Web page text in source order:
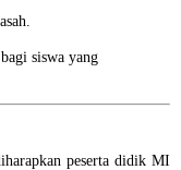
siswa yang
peserta didik MI